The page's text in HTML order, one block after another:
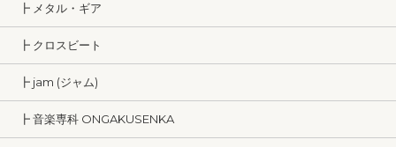
┣ メタル・ギア
┣ クロスビート
┣ jam (ジャム)
┣ 音楽専科 ONGAKUSENKA